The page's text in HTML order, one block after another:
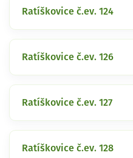
Ratíškovice č.ev. 124
Ratíškovice č.ev. 126
Ratíškovice č.ev. 127
Ratíškovice č.ev. 128